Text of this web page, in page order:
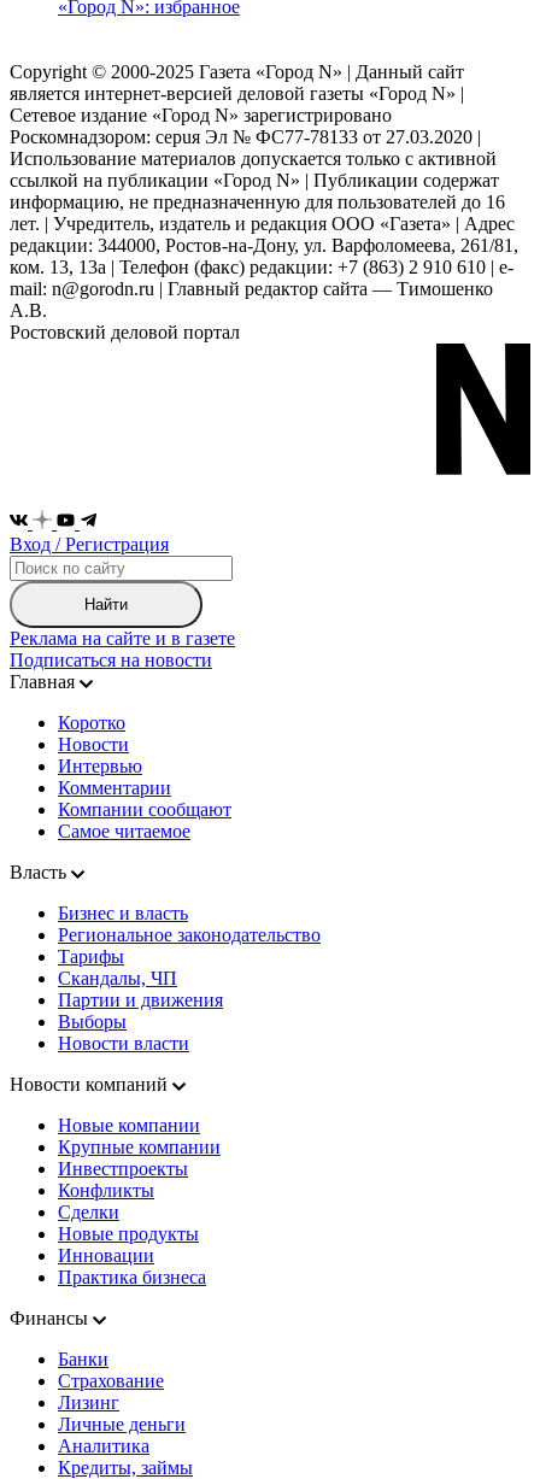
«Город N»: избранное
Copyright © 2000-2025 Газета «Город N» | Данный сайт
является интернет-версией деловой газеты «Город N» |
Сетевое издание «Город N» зарегистрировано
Роскомнадзором: серuя Эл № ФС77-78133 от 27.03.2020 |
Использование материалов допускается только с активной
ссылкой на публикации «Город N» | Публикации содержат
информацию, не предназначенную для пользователей до 16
лет. | Учредитель, издатель и редакция ООО «Газета» | Адрес
редакции: 344000, Ростов-на-Дону, ул. Варфоломеева, 261/81,
ком. 13, 13а | Телефон (факс) редакции: +7 (863) 2 910 610 | e-
mail: n@gorodn.ru | Главный редактор сайта — Тимошенко
А.В.
Ростовский деловой портал
Вход / Регистрация
Найти
Реклама на сайте и в газете
Подписаться на новости
Главная
Коротко
Новости
Интервью
Комментарии
Компании сообщают
Самое читаемое
Власть
Бизнес и власть
Региональное законодательство
Тарифы
Скандалы, ЧП
Партии и движения
Выборы
Новости власти
Новости компаний
Новые компании
Крупные компании
Инвестпроекты
Конфликты
Сделки
Новые продукты
Инновации
Практика бизнеса
Финансы
Банки
Страхование
Лизинг
Личные деньги
Аналитика
Кредиты, займы